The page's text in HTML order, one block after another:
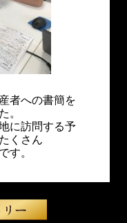
者への書簡を
。
に訪問する予
くさん
す。